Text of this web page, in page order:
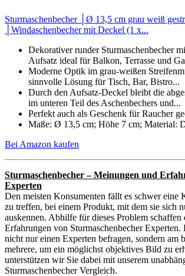
Sturmaschenbecher │Ø 13,5 cm grau weiß
│Windaschenbecher mit Deckel (1 x...
Dekorativer runder Sturmaschenbecher
Aufsatz ideal für Balkon, Terrasse und
Moderne Optik im grau-weißen
sinnvolle Lösung für Tisch, Bar, Bistro...
Durch den Aufsatz-Deckel bleibt die
im unteren Teil des Aschenbechers und...
Perfekt auch als Geschenk für Raucher
Maße: Ø 13,5 cm; Höhe 7 cm; Material:
Bei Amazon kaufen
Sturmaschenbecher – Meinungen und
Experten
Den meisten Konsumenten fällt es schwer eine
zu treffen, bei einem Produkt, mit dem sie sich
auskennen. Abhilfe für dieses Problem
Erfahrungen von Sturmaschenbecher Experten.
nicht nur einen Experten befragen, sondern am
mehrere, um ein möglichst objektives Bild zu
unterstützen wir Sie dabei mit unserem
Sturmaschenbecher Vergleich.